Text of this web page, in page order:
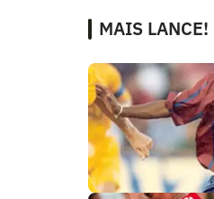
MAIS LANCE!